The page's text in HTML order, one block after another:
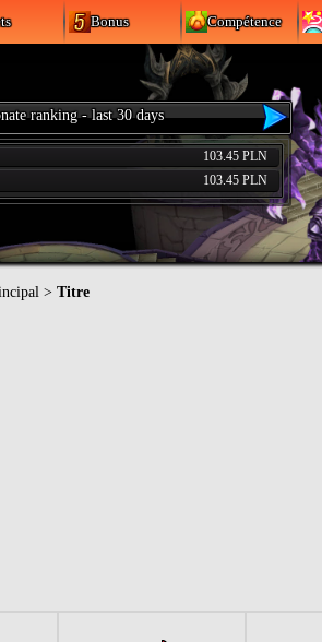
Bonus Compétence
ranking - last 30 days
103.45 PLN
103.45 PLN
> Titre